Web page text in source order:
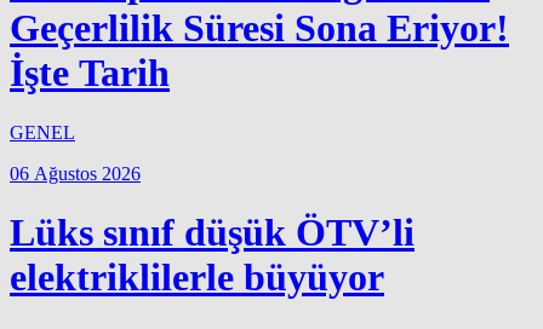
Geçerlilik Süresi Sona Eriyor!
İşte Tarih
GENEL
06 Ağustos 2026
Lüks sınıf düşük ÖTV’li
elektriklilerle büyüyor